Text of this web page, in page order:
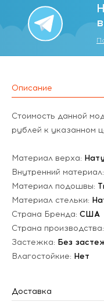
Описание
Стоимость данной
рублей к указанном
Материал верха:
Внутренний материал:
Материал подошвы:
Материал стельки:
Страна Бренда: США
Страна производства:
Застежка: Без
Влагостойкие: Нет
Доставка